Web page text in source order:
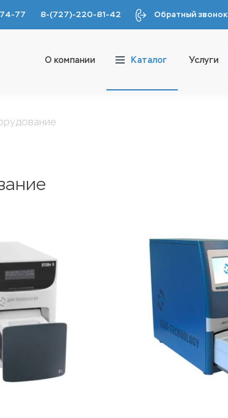
77 8-(727)-220-81-42 Обратный звонок
О компании Каталог Услуги